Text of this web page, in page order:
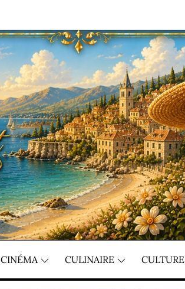
CINÉMA CULINAIRE CULTURE